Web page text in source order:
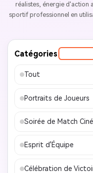
réalistes, énergie d'action
sportif professionnel en
Catégories
Tout
Portraits de Joueurs
Soirée de Match
Esprit d'Équipe
Célébration de